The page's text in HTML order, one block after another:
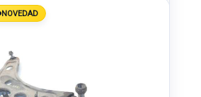
NOVEDAD